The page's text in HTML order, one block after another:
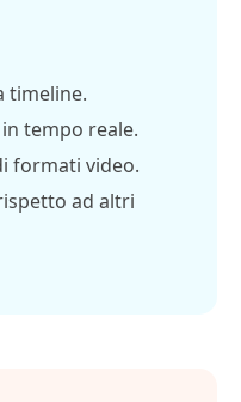
timeline.
tempo reale.
formati video.
ad altri